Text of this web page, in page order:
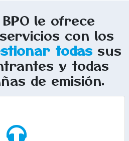
le ofrece
con los
todas sus
y todas
de emisión.